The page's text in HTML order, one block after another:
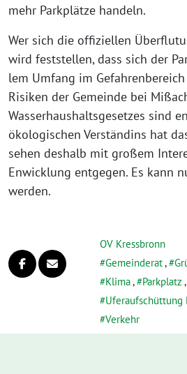
mehr Parkplätze handeln.
Wer sich die offi­zi­el­len
wird fest­stel­len, dass sich der
lem Umfang im
Risiken der Gemeinde bei
Wasserhaushaltsgesetzes sind
öko­lo­gi­schen Verständins hat
sehen des­halb mit gro­ßem
Enwicklung ent­ge­gen. Es kann
werden.
OV Kressbronn
Gemeinderat,
Klima, Parkplatz ,
Uferaufschüttung
Verkehr